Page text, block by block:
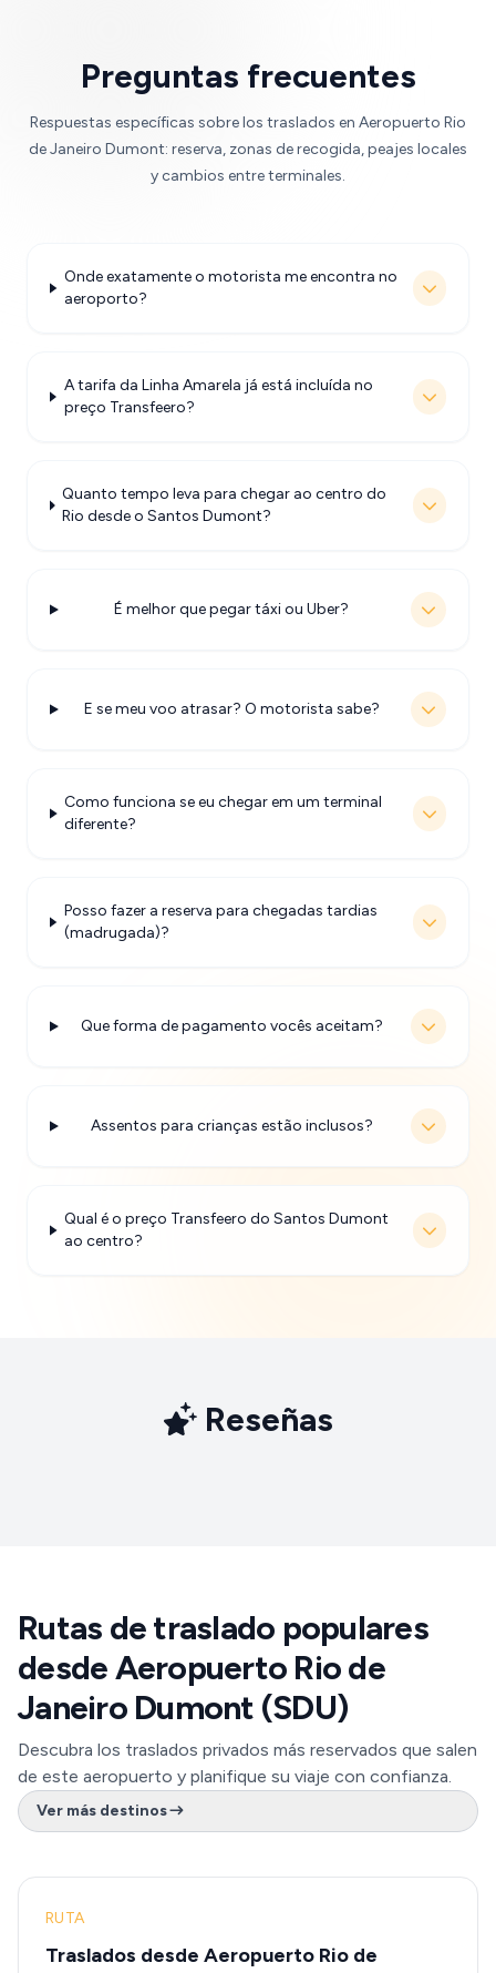
Preguntas frecuentes
Respuestas específicas sobre los traslados en Aeropuerto Rio
de Janeiro Dumont: reserva, zonas de recogida, peajes locales
y cambios entre terminales.
Onde exatamente o motorista me encontra no
aeroporto?
A tarifa da Linha Amarela já está incluída no
preço Transfeero?
Quanto tempo leva para chegar ao centro do
Rio desde o Santos Dumont?
É melhor que pegar táxi ou Uber?
E se meu voo atrasar? O motorista sabe?
Como funciona se eu chegar em um terminal
diferente?
Posso fazer a reserva para chegadas tardias
(madrugada)?
Que forma de pagamento vocês aceitam?
Assentos para crianças estão inclusos?
Qual é o preço Transfeero do Santos Dumont
ao centro?
Reseñas
Rutas de traslado populares
desde Aeropuerto Rio de
Janeiro Dumont (SDU)
Descubra los traslados privados más reservados que salen
de este aeropuerto y planifique su viaje con confianza.
Ver más destinos
RUTA
Traslados desde Aeropuerto Rio de